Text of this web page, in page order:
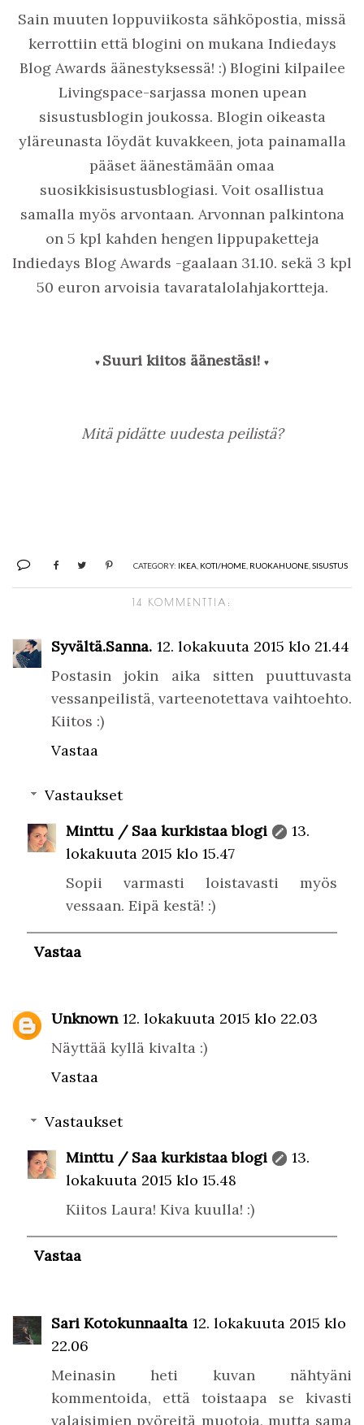
Sain muuten loppuviikosta sähköpostia, missä
kerrottiin että blogini onmukana Indiedays
Blog Awards äänestyksessä! :) Blogini kilpailee
Livingspace-sarjassa monen upean
sisustusblogin joukossa. Blogin oikeasta
yläreunasta löydät kuvakkeen, jota painamalla
pääset äänestämään omaa
suosikkisisustusblogiasi. Voit osallistua
samalla myös arvontaan. Arvonnan palkintona
on 5 kpl kahden hengen lippupaketteja
Indiedays Blog Awards -gaalaan 31.10. sekä 3 kpl
50 euron arvoisia tavaratalolahjakortteja.
♥ Suuri kiitos äänestäsi! ♥
Mitä pidätte uudesta peilistä?
CATEGORY: IKEA, KOTI/HOME, RUOKAHUONE, SISUSTUS
14 KOMMENTTIA:
Syvältä.Sanna. 12. lokakuuta 2015 klo 21.44
Postasin jokin aika sitten puuttuvasta
vessanpeilistä, varteenotettava vaihtoehto.
Kiitos :)
Vastaa
Vastaukset
Minttu / Saa kurkistaa blogi
13.
lokakuuta 2015 klo 15.47
Sopii varmasti loistavasti myös
vessaan. Eipä kestä! :)
Vastaa
Unknown 12. lokakuuta 2015 klo 22.03
Näyttää kyllä kivalta :)
Vastaa
Vastaukset
Minttu / Saa kurkistaa blogi
13.
lokakuuta 2015 klo 15.48
Kiitos Laura! Kiva kuulla! :)
Vastaa
Sari Kotokunnaalta 12. lokakuuta 2015 klo
22.06
Meinasin heti kuvan nähtyäni
kommentoida, että toistaapa se kivasti
valaisimien pyöreitä muotoja, mutta sama